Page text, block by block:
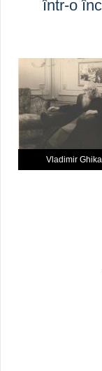
într-o
Vladimir Ghika